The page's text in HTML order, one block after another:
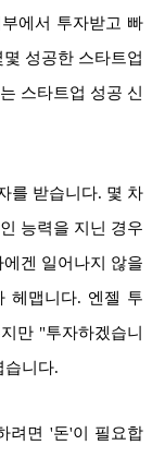
에서 투자받고 빠
성공한 스타트업
스타트업 성공 신
를 받습니다. 몇 차
능력을 지닌 경우
겐 일어나지 않을
헤맵니다. 엔젤 투
만 "투자하겠습니
습니다.
려면 '돈'이 필요합